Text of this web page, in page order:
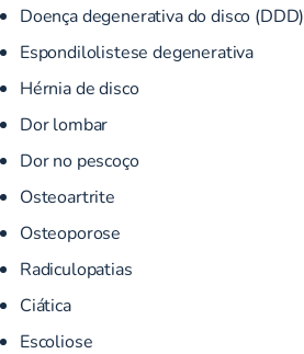
Doença degenerativa do disco (DDD)
Espondilolistese degenerativa
Hérnia de disco
Dor lombar
Dor no pescoço
Osteoartrite
Osteoporose
Radiculopatias
Ciática
Escoliose